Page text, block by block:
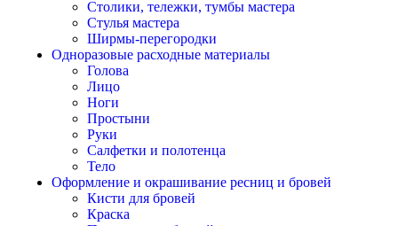
Столики, тележки, тумбы мастера
Стулья мастера
Ширмы-перегородки
Одноразовые расходные материалы
Голова
Лицо
Ноги
Простыни
Руки
Салфетки и полотенца
Тело
Оформление и окрашивание ресниц и бровей
Кисти для бровей
Краска